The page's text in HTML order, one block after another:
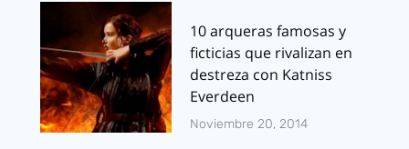
10 arqueras famosas y
ficticias que rivalizan en
destreza con Katniss
Everdeen
Noviembre 20, 2014